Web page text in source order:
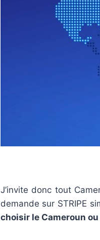
J’invite donc tout
demande sur STRIPE
choisir le Cameroun